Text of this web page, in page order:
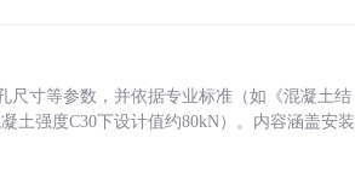
尺寸等参数，并依据专业标准（如《混凝土结
土强度C30下设计值约80kN）。内容涵盖安装